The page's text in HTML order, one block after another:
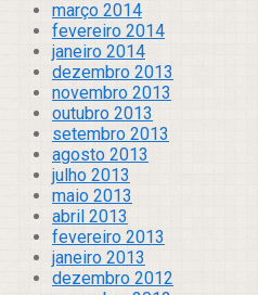
março 2014
fevereiro 2014
janeiro 2014
dezembro 2013
novembro 2013
outubro 2013
setembro 2013
agosto 2013
julho 2013
maio 2013
abril 2013
fevereiro 2013
janeiro 2013
dezembro 2012